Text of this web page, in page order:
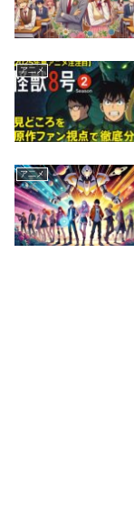
ア二メ
ア二メ